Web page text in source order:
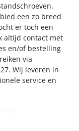
een zo breed
er toch een
altijd contact met
en/of bestelling
via
Wij leveren in
service en